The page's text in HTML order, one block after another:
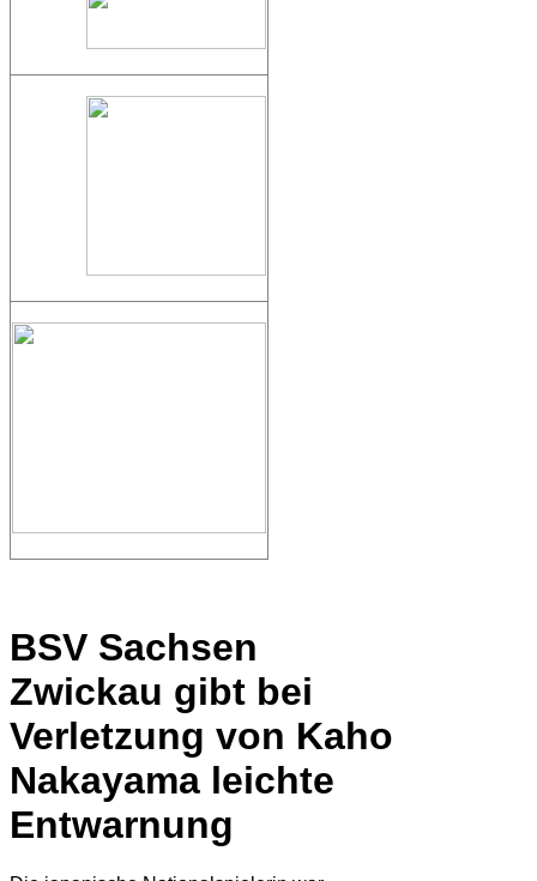
BSV Sachsen
Zwickau gibt bei
Verletzung von Kaho
Nakayama leichte
Entwarnung